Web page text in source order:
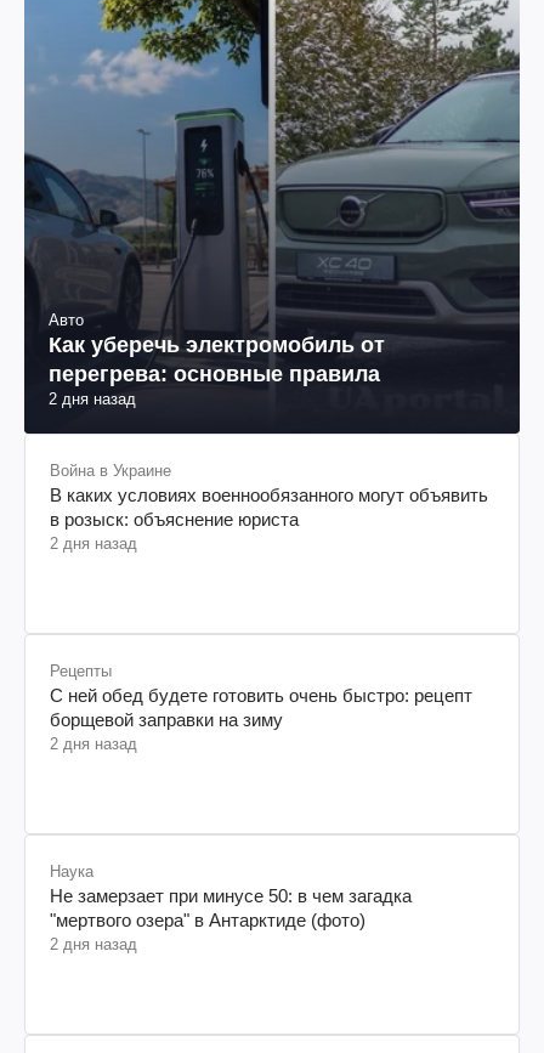
Авто
Как уберечь электромобиль от
перегрева: основные правила
2 дня назад
Война в Украине
В каких условиях военнообязанного могут объявить
в розыск: объяснение юриста
2 дня назад
Рецепты
С ней обед будете готовить очень быстро: рецепт
борщевой заправки на зиму
2 дня назад
Наука
Не замерзает при минусе 50: в чем загадка
"мертвого озера" в Антарктиде (фото)
2 дня назад